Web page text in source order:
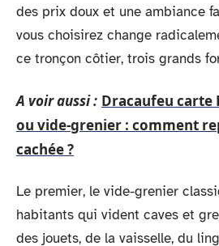
des prix doux et une ambiance
vous choisirez change
ce tronçon côtier, trois grands
A voir aussi : Dracaufeu carte
ou vide-grenier : comment
cachée ?
Le premier, le vide-grenier
habitants qui vident caves et
des jouets, de la vaisselle, du